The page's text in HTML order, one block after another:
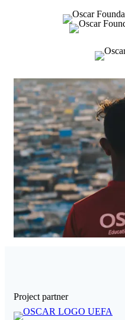
Project partner